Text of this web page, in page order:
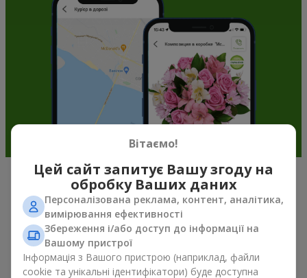
Подарункові корзини —
універсальний подарунок на будь-
яке свято
Якщо ви шукаєте універсальний подарунок, але часу
обмаль, у нас є для вас чудове перевірене рішення: ви
Вітаємо!
Цей сайт запитує Вашу згоду на
обробку Ваших даних
Персоналізована реклама, контент, аналітика,
вимірювання ефективності
Збереження і/або доступ до інформації на
Вашому пристрої
Інформація з Вашого пристрою (наприклад, файли
cookie та унікальні ідентифікатори) буде доступна